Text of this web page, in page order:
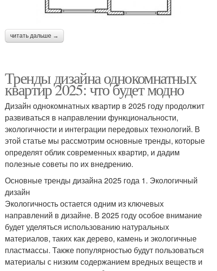
читать дальше →
Тренды дизайна однокомнатных
квартир 2025: что будет модно
Дизайн однокомнатных квартир в 2025 году продолжит
развиваться в направлении функциональности,
экологичности и интеграции передовых технологий. В
этой статье мы рассмотрим основные тренды, которые
определят облик современных квартир, и дадим
полезные советы по их внедрению.
Основные тренды дизайна 2025 года 1. Экологичный
дизайн
Экологичность остается одним из ключевых
направлений в дизайне. В 2025 году особое внимание
будет уделяться использованию натуральных
материалов, таких как дерево, камень и экологичные
пластмассы. Также популярностью будут пользоваться
материалы с низким содержанием вредных веществ и